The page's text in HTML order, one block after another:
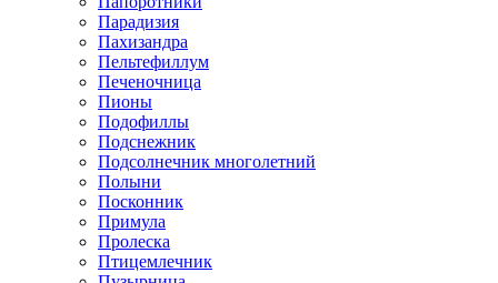
Парадизия
Пахизандра
Пельтефиллум
Печеночница
Пионы
Подофиллы
Подснежник
Подсолнечник многолетний
Полыни
Посконник
Примула
Пролеска
Птицемлечник